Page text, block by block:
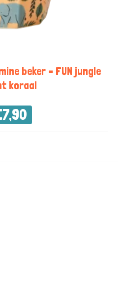
beker – FUN jungle
koraal
7,90